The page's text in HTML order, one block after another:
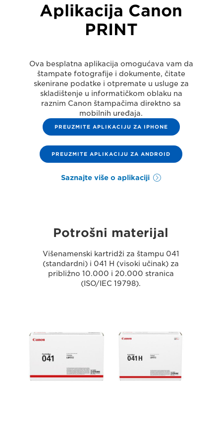
Aplikacija Canon
PRINT
Ova besplatna aplikacija omogućava vam da
štampate fotografije i dokumente, čitate
skenirane podatke i otpremate u usluge za
skladištenje u informatičkom oblaku na
raznim Canon štampačima direktno sa
mobilnih uređaja.
PREUZMITE APLIKACIJU ZA IPHONE
PREUZMITE APLIKACIJU ZA ANDROID
Saznajte više o aplikaciji
Potrošni materijal
Višenamenski kartridži za štampu 041
(standardni) i 041 H (visoki učinak) za
približno 10.000 i 20.000 stranica
(ISO/IEC 19798).